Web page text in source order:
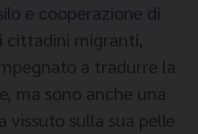
e cooperazione di
cittadini migranti,
a tradurre la
ma sono anche una
vissuto sulla sua pelle